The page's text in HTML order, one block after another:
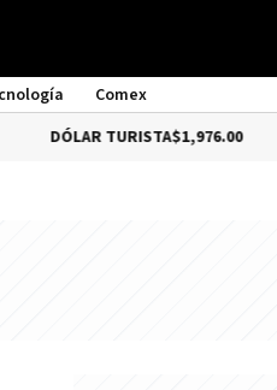
Comex
TURISTA$1,976.00